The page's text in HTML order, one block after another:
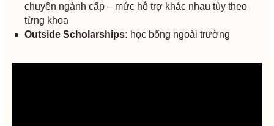
chuyên ngành cấp – mức hỗ trợ khác nhau tùy theo
từng khoa
Outside Scholarships: học bổng ngoài trường